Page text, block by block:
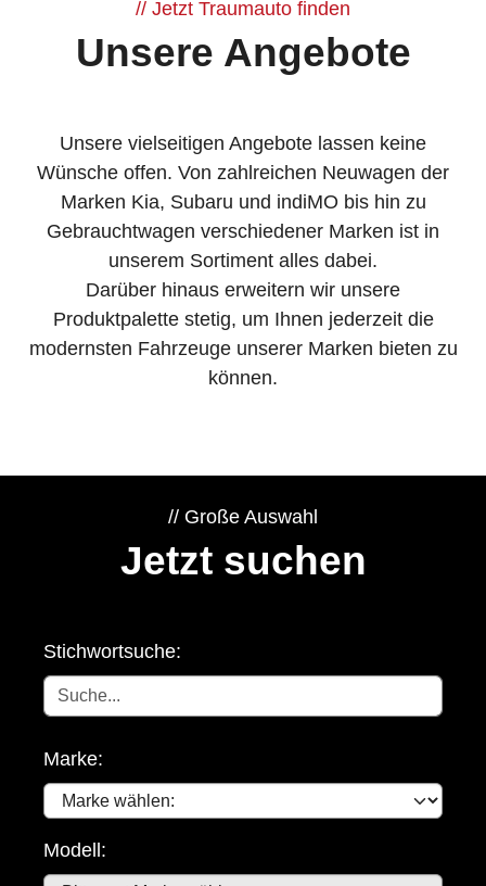
Jetzt Traumauto finden
Unsere Angebote
Unsere vielseitigen Angebote lassen keine
Wünsche offen. Von zahlreichen Neuwagen der
Marken Kia, Subaru und indiMO bis hin zu
Gebrauchtwagen verschiedener Marken ist in
unserem Sortiment alles dabei.
Darüber hinaus erweitern wir unsere
Produktpalette stetig, um Ihnen jederzeit die
modernsten Fahrzeuge unserer Marken bieten zu
können.
Große Auswahl
Jetzt suchen
Stichwortsuche:
Marke:
Modell: